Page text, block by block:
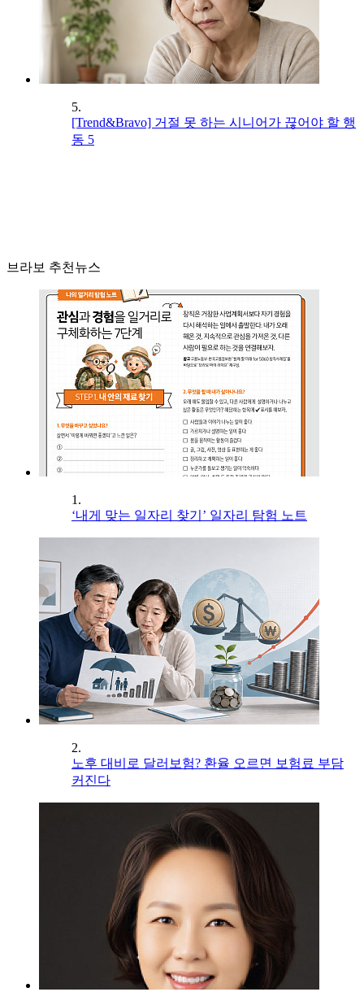
5.
[Trend&Bravo] 거절 못 하는 시니어가 끊어야 할 행
동 5
브라보 추천뉴스
1.
‘내게 맞는 일자리 찾기’ 일자리 탐험 노트
2.
노후 대비로 달러보험? 환율 오르면 보험료 부담
커진다